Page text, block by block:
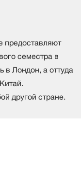
предоставляют
семестра в
Лондон, а оттуда
другой стране.